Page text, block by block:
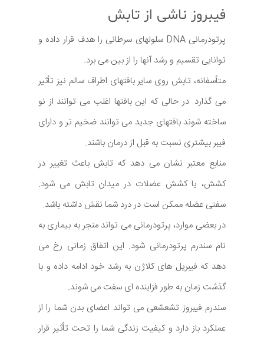
فیبروز ناشی از تابش
پرتودرمانی DNA سلولهای سرطانی را هدف قرار داده و
توانایی تقسیم و رشد آنها را از بین می برد.
متأسفانه، تابش روی سایر بافتهای اطراف سالم نیز تأثیر
می گذارد. در حالی که این بافتها اغلب می توانند از نو
ساخته شوند بافتهای جدید می توانند ضخیم تر و دارای
فیبر بیشتری نسبت به قبل از درمان باشند.
منابع معتبر نشان می دهد که تابش باعث تغییر در
کشش، یا کشش عضلات در میدان تابش می شود.
سفتی عضله ممکن است در درد شما نقش داشته باشد.
در بعضی موارد، پرتودرمانی می تواند منجر به بیماری به
نام سندرم پرتودرمانی شود. این اتفاق زمانی رخ می
دهد که فیبریل های کلاژن به رشد خود ادامه داده و با
گذشت زمان به طور فزاینده ای سفت می شوند.
سندرم فیبروز تشعشعی می تواند اعضای بدن شما را از
عملکرد باز دارد و کیفیت زندگی شما را تحت تأثیر قرار